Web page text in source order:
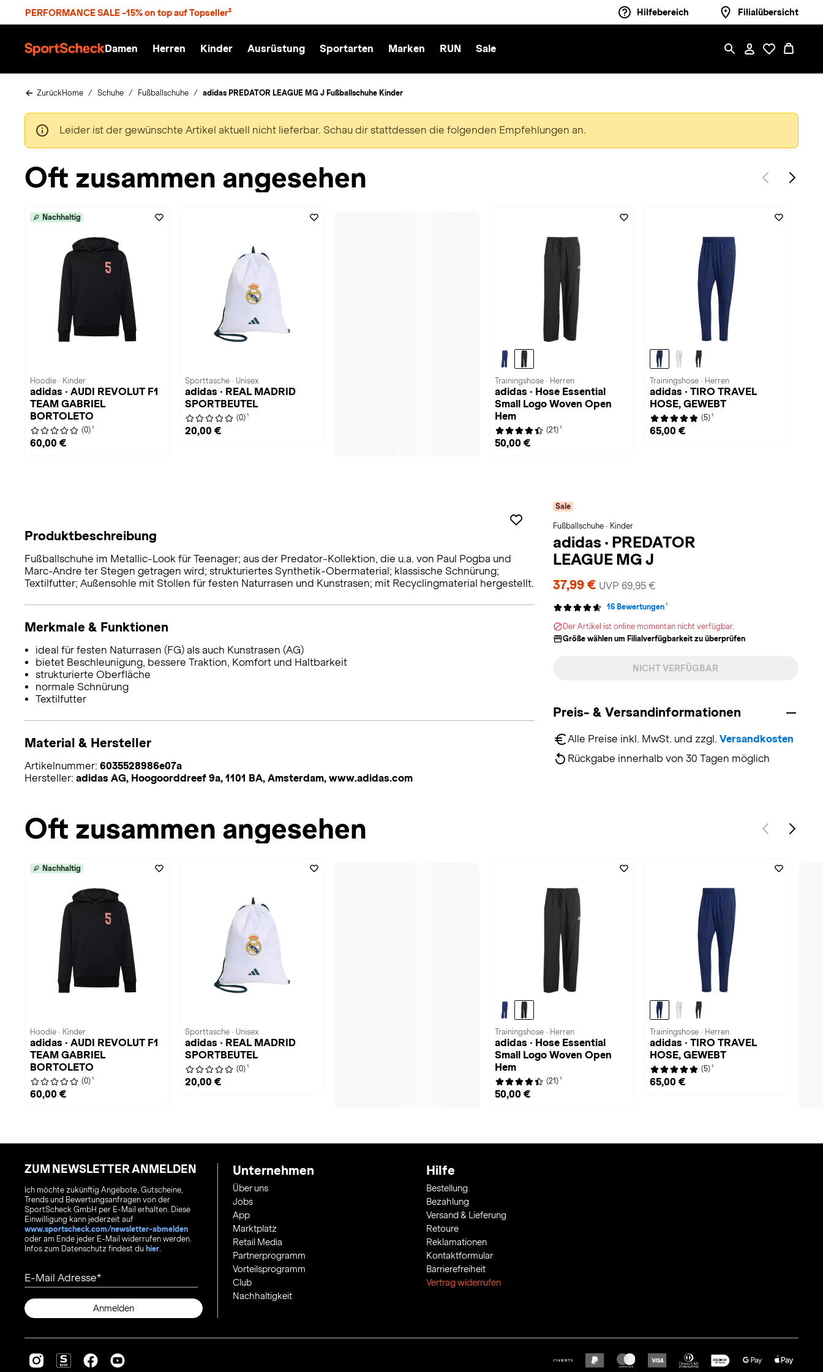
PERFORMANCE SALE -15% on top auf Topseller² Hilfebereich Filialübersicht
S
e
Damen Herren Kinder Ausrüstung Sportarten Marken RUN Sale
ZurückHome Schuhe Fußballschuhe adidas PREDATOR LEAGUE MG J Fußballschuhe Kinder
Leider ist der gewünschte Artikel aktuell nicht lieferbar. Schau dir stattdessen die folgenden Empfehlungen an.
Oft zusammen angesehen
Nachhaltig
Hoodie · Kinder
adidas · AUDI REVOLUT F1
TEAM GABRIEL
BORTOLETO
(0) 1
60,00 €
Sporttasche · Unisex
adidas · REAL MADRID
SPORTBEUTEL
(0) 1
20,00 €
Trainingshose · Herren
adidas · Hose Essential
Small Logo Woven Open
Hem
(21) 1
50,00 €
Trainingshose · Herren
adidas · TIRO TRAVEL
HOSE, GEWEBT
(5) 1
65,00 €
Sale
Fußballschuhe · Kinder
adidas · PREDATOR
LEAGUE MG J
37,99 € UVP 69,95 €
16 Bewertungen 1
Der Artikel ist online momentan nicht verfügbar.
Größe wählen um Filialverfügbarkeit zu überprüfen
NICHT VERFÜGBAR
Preis- & Versandinformationen
Alle Preise inkl. MwSt. und zzgl. Versandkosten
Rückgabe innerhalb von 30 Tagen möglich
Produktbeschreibung
Fußballschuhe im Metallic-Look für Teenager; aus der Predator-Kollektion, die u.a. von Paul Pogba und
Marc-Andre ter Stegen getragen wird; strukturiertes Synthetik-Obermaterial; klassische Schnürung;
Textilfutter; Außensohle mit Stollen für festen Naturrasen und Kunstrasen; mit Recyclingmaterial hergestellt.
Merkmale & Funktionen
ideal für festen Naturrasen (FG) als auch Kunstrasen (AG)
bietet Beschleunigung, bessere Traktion, Komfort und Haltbarkeit
strukturierte Oberfläche
normale Schnürung
Textilfutter
Material & Hersteller
Artikelnummer: 6035528986e07a
Hersteller: adidas AG, Hoogoorddreef 9a, 1101 BA, Amsterdam, www.adidas.com
Oft zusammen angesehen
Nachhaltig
Hoodie · Kinder
adidas · AUDI REVOLUT F1
TEAM GABRIEL
BORTOLETO
(0) 1
60,00 €
Sporttasche · Unisex
adidas · REAL MADRID
SPORTBEUTEL
(0) 1
20,00 €
Trainingshose · Herren
adidas · Hose Essential
Small Logo Woven Open
Hem
(21) 1
50,00 €
Trainingshose · Herren
adidas · TIRO TRAVEL
HOSE, GEWEBT
(5) 1
65,00 €
ZUM NEWSLETTER ANMELDEN
Ich möchte zukünftig Angebote, Gutscheine,
Trends und Bewertungsanfragen von der
SportScheck GmbH per E-Mail erhalten. Diese
Einwilligung kann jederzeit auf
www.sportscheck.com/newsletter-abmelden
oder am Ende jeder E-Mail widerrufen werden.
Infos zum Datenschutz findest du hier.
E-Mail Adresse
Anmelden
Unternehmen
Über uns
Jobs
App
Marktplatz
Retail Media
Partnerprogramm
Vorteilsprogramm
Club
Nachhaltigkeit
Hilfe
Bestellung
Bezahlung
Versand & Lieferung
Retoure
Reklamationen
Kontaktformular
Barrierefreiheit
Vertrag widerrufen